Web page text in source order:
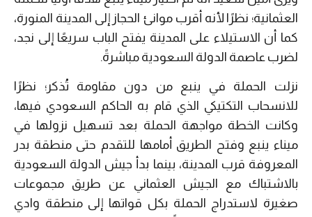
العثمانية؛ نظرًا لأنه أقرب موانئ الحجاز إلى المدينة المنورة،
كما أن الاستيلاء على المدينة يفتح الباب سريعًا إلى نجد،
لضرب عاصمة الدولة السعودية مباشرةً.
نزلت الحملة في ينبع من دون مقاومة تُذكر؛ نظرًا
للانسحاب التكتيكي الذي قام به الحاكم السعودي فيها،
وكانت الخطة مواجهة الحملة بعد تسهيل نزولها في
ميناء ينبع وفتح الطريق أمامها للتقدم حتى منطقة بدر
المعروفة قرب المدينة، بينما بدأ جيش الدولة السعودية
بالاشتباك مع الجيش العثماني عن طريق مجموعات
صغيرة لاستدراج الحملة بكل قواتها إلى منطقة وادي